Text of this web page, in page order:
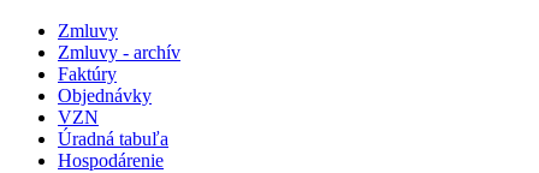
Zmluvy
Zmluvy - archív
Faktúry
Objednávky
VZN
Úradná tabuľa
Hospodárenie